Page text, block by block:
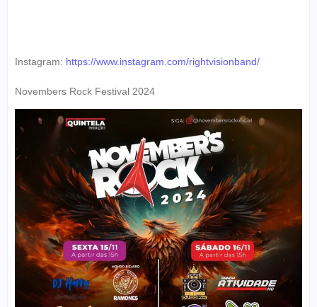
Instagram: https://www.instagram.com/rightvisionband/
Novembers Rock Festival 2024